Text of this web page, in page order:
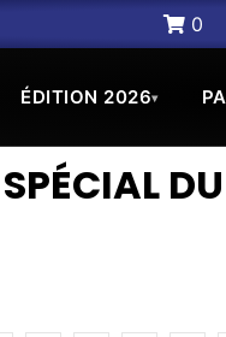
0
ÉDITION 2026▾